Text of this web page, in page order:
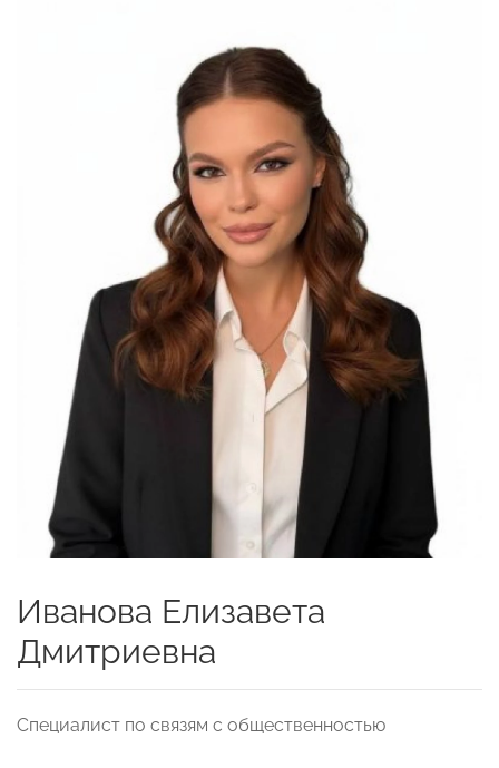
Иванова Елизавета
Дмитриевна
Специалист по связям с общественностью